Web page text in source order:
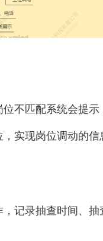
不匹配系统会提示
实现岗位调动的信
记录抽查时间、